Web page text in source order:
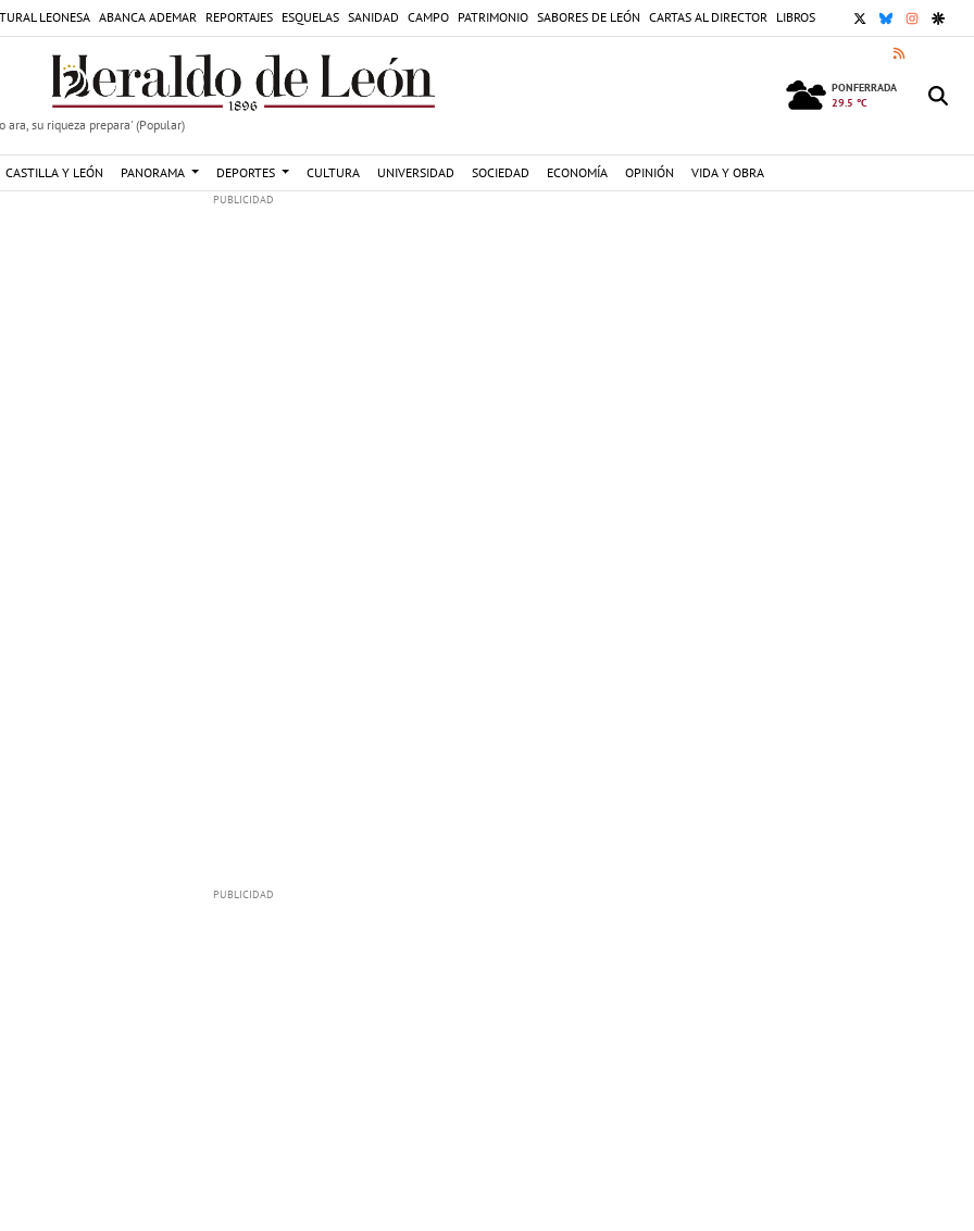
LEONESA ABANCA ADEMAR REPORTAJES ESQUELAS SANIDAD CAMPO PATRIMONIO SABORES DE LEÓN CARTAS AL DIRECTOR LIBROS X BLUESKY
RSS
ara, su riqueza prepara' (Popular)
PONFERRADA
29.5 °C
CASTILLA Y LEÓN PANORAMA DEPORTES CULTURA UNIVERSIDAD SOCIEDAD ECONOMÍA OPINIÓN VIDA Y OBRA